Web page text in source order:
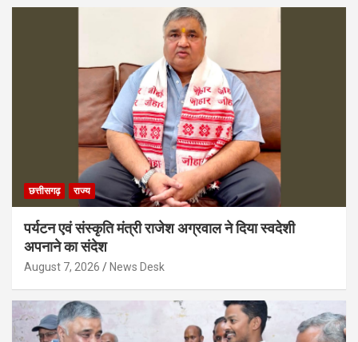
छत्तीसगढ़ राज्य
पर्यटन एवं संस्कृति मंत्री राजेश अग्रवाल ने दिया स्वदेशी
अपनाने का संदेश
August 7, 2026 News Desk